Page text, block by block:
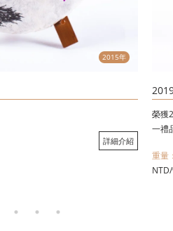
2015年
詳細介紹
榮獲
一禮
重量
NTD/